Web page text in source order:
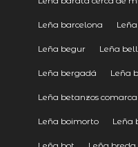
Leña barcelona
Leña begur Leña
Leña bergadá Leña
Leña betanzos comarca
Leña boimorto Leña